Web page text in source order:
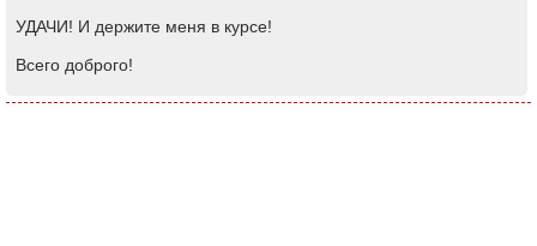
УДАЧИ! И держите меня в курсе!
Всего доброго!